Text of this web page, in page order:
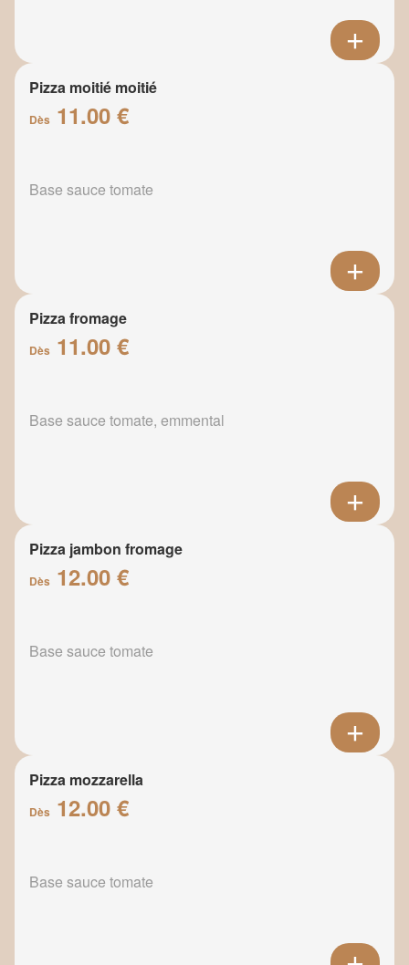
Pizza moitié moitié
Dès 11.00 €
Base sauce tomate
Pizza fromage
Dès 11.00 €
Base sauce tomate, emmental
Pizza jambon fromage
Dès 12.00 €
Base sauce tomate
Pizza mozzarella
Dès 12.00 €
Base sauce tomate